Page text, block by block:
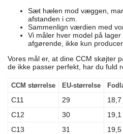
Sæt hælen mod væggen,
afstanden i cm.
Sammenlign værdien med
Vi måler hver model på
afgørende, ikke kun
Vores mål er, at dine CCM skøjter
de ikke passer perfekt, har du fuld
CCM størrelse EU-størrelse
C11 29
18,7
C12
30
19,1
C13
31
19,5